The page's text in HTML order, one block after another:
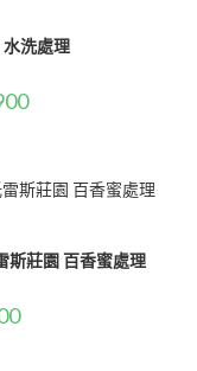
洗處理
斯莊園 百香蜜處理